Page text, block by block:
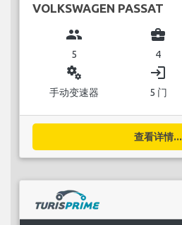
VOLKSWAGEN PASSAT
group
5
business_center
4
miscellaneous_services
手动变速器
login
5 门
查看详情...